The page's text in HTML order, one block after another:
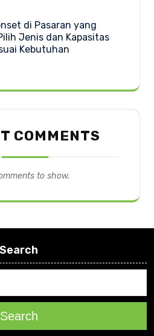
di Pasaran yang
Jenis dan Kapasitas
Kebutuhan
COMMENTS
to show.
Search
Search